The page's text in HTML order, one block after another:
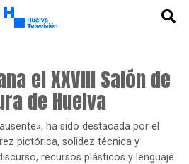
el XXVIII Salón de
de Huelva
ha sido destacada por el
pictórica, solidez técnica y
recursos plásticos y lenguaje